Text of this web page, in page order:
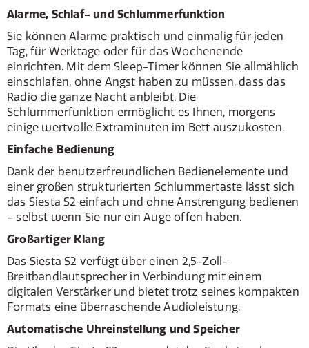
Alarme, Schlaf- und Schlummerfunktion
Sie können Alarme praktisch und einmalig für jeden
Tag, für Werktage oder für das Wochenende
einrichten. Mit dem Sleep-Timer können Sie allmählich
einschlafen, ohne Angst haben zu müssen, dass das
Radio die ganze Nacht anbleibt. Die
Schlummerfunktion ermöglicht es Ihnen, morgens
einige wertvolle Extraminuten im Bett auszukosten.
Einfache Bedienung
Dank der benutzerfreundlichen Bedienelemente und
einer großen strukturierten Schlummertaste lässt sich
das Siesta S2 einfach und ohne Anstrengung bedienen
– selbst wenn Sie nur ein Auge offen haben.
Großartiger Klang
Das Siesta S2 verfügt über einen 2,5-Zoll-
Breitbandlautsprecher in Verbindung mit einem
digitalen Verstärker und bietet trotz seines kompakten
Formats eine überraschende Audioleistung.
Automatische Uhreinstellung und Speicher